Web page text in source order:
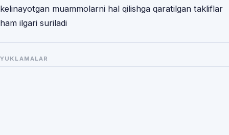
kelinayotgan muammolarni hal qilishga qaratilgan takliflar
ham ilgari suriladi
YUKLAMALAR